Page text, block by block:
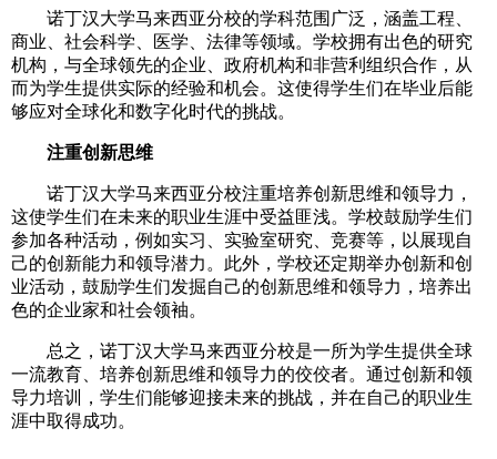
诺丁汉大学马来西亚分校的学科范围广泛，涵盖工程、
商业、社会科学、医学、法律等领域。学校拥有出色的研究
机构，与全球领先的企业、政府机构和非营利组织合作，从
而为学生提供实际的经验和机会。这使得学生们在毕业后能
够应对全球化和数字化时代的挑战。
注重创新思维
诺丁汉大学马来西亚分校注重培养创新思维和领导力，
这使学生们在未来的职业生涯中受益匪浅。学校鼓励学生们
参加各种活动，例如实习、实验室研究、竞赛等，以展现自
己的创新能力和领导潜力。此外，学校还定期举办创新和创
业活动，鼓励学生们发掘自己的创新思维和领导力，培养出
色的企业家和社会领袖。
总之，诺丁汉大学马来西亚分校是一所为学生提供全球
一流教育、培养创新思维和领导力的佼佼者。通过创新和领
导力培训，学生们能够迎接未来的挑战，并在自己的职业生
涯中取得成功。